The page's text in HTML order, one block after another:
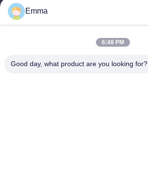
Télégramme
86-15816904632
Emma
6:48 PM
Good day, what product are you looking for?